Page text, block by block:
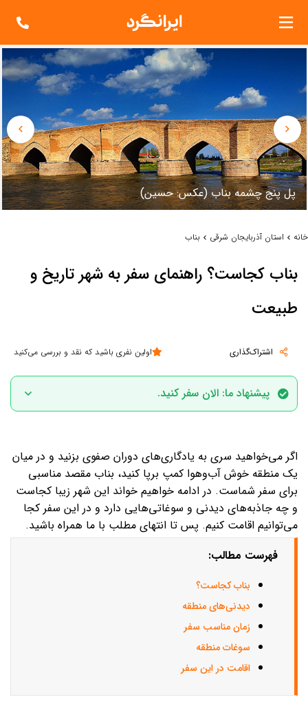
پل پنج چشمه بناب (عکس: حسين)
خانه استان آذربايجان شرقي بناب
بناب کجاست؟ راهنمای سفر به شهر تاریخ و
طبیعت
اشتراک‌گذاری اولین نفری باشید که نقد و بررسی می‌کنید
اگر می‌خواهید سری به یادگاری‌های دوران صفوی بزنید و در میان
یک منطقه خوش آب‌وهوا کمپ برپا کنید، بناب مقصد مناسبی
برای سفر شماست. در ادامه خواهیم خواند این شهر زیبا کجاست
و چه جاذبه‌های دیدنی و سوغاتی‌هایی دارد و در این سفر کجا
می‌توانیم اقامت کنیم. پس تا انتهای مطلب با ما همراه باشید.
فهرست مطالب:
بناب کجاست؟
دیدنی‌های منطقه
زمان مناسب سفر
سوغات منطقه
اقامت در این سفر
پیشنهاد ما: الان سفر کنید.
تیر، مرداد و شهریور زمان مناسبی برای سفر به این منطقه می‌باشد.